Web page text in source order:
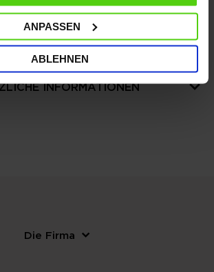
ANPASSEN
ABLEHNEN
FRAGEN
INFORMATIONEN
Die Firma